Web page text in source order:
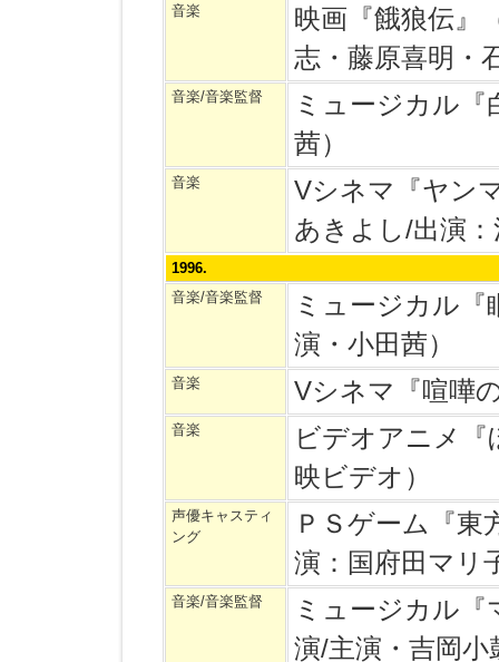
音楽
映画『餓狼伝』
志・藤原喜明・
音楽/音楽監督
ミュージカル『
茜）
音楽
Vシネマ『ヤン
あきよし/出演
1996.
音楽/音楽監督
ミュージカル『
演・小田茜）
音楽 Vシネマ『喧嘩
音楽
ビデオアニメ『
映ビデオ）
声優キャスティ
ング
ＰＳゲーム『東
演：国府田マリ
音楽/音楽監督
ミュージカル『
演/主演・吉岡小